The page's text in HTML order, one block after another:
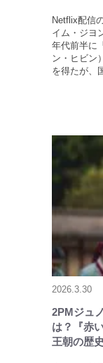
Netflix配信
イム・ジヨ
年代前半に
ン・ヒビン
を得たが、
2026.3.30
2PMジュ
は？『赤
王朝の歴